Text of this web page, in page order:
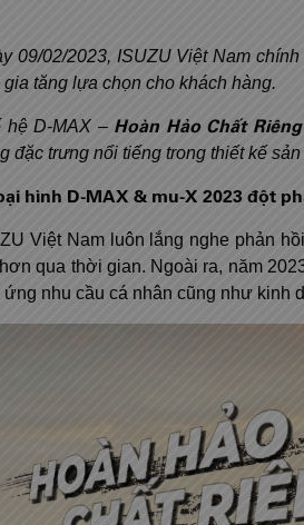
09/02/2023, ISUZU Việt Nam
gia tăng lựa chọn cho khách hàng.
hệ D-MAX – Hoàn Hảo Chất Riêng
đặc trưng nổi tiếng trong thiết kế
hình D-MAX & mu-X 2023 đột
Việt Nam luôn lắng nghe phản
qua thời gian. Ngoài ra, năm
ứng nhu cầu cá nhân cũng như kinh